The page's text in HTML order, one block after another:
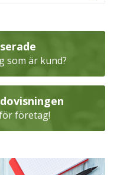
som är kund?
företag!